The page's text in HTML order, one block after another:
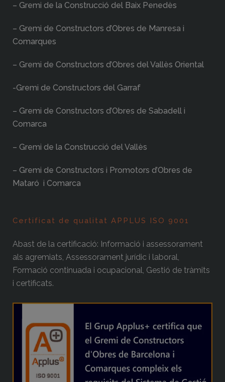
– Gremi de la Construcció del Baix Penedès
– Gremi de Constructors d’Obres de Manresa i
Comarques
– Gremi de Constructors d’Obres del Vallès Oriental
-Gremi de Constructors del Garraf
– Gremi de Constructors d’Obres de Sabadell i
Comarca
– Gremi de la Construcció del Vallès
– Gremi de Constructors i Promotors d’Obres de
Mataró i Comarca
Certificat de qualitat APPLUS ISO 9001
Abast de la certificació: Informació i assessorament
als agremiats, Assessorament jurídic i laboral,
Formació continuada i ocupacional, Gestió de tràmits
i certificats.